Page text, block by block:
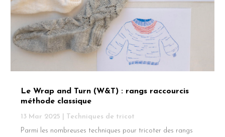
Le Wrap and Turn (W&T) : rangs raccourcis
méthode classique
13 Mar 2025
Techniques de tricot
Parmi les nombreuses techniques pour tricoter des rangs